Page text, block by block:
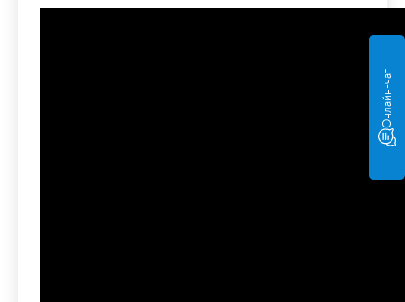
Онлайн-чат